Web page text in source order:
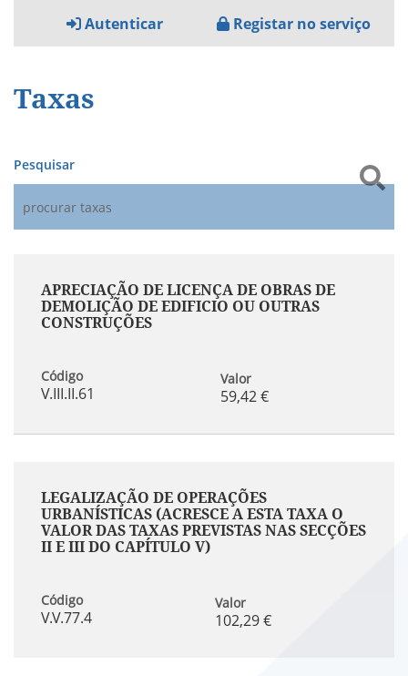
Autenticar Registar no serviço
Taxas
Pesquisar
Código
V.III.II.61
APRECIAÇÃO DE LICENÇA DE OBRAS DE
DEMOLIÇÃO DE EDIFICIO OU OUTRAS
CONSTRUÇÕES
Valor
59,42 €
Código
V.V.77.4
LEGALIZAÇÃO DE OPERAÇÕES
URBANÍSTICAS (ACRESCE A ESTA TAXA O
VALOR DAS TAXAS PREVISTAS NAS SECÇÕES
II E III DO CAPÍTULO V)
Valor
102,29 €